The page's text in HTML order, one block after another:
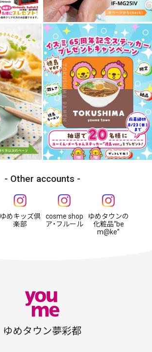
Other accounts
ゆめキッズ倶
楽部
cosme shop
ア・フルール
ゆめタウンの
化粧品“be
m@ke”
ゆめタウン夢彩都